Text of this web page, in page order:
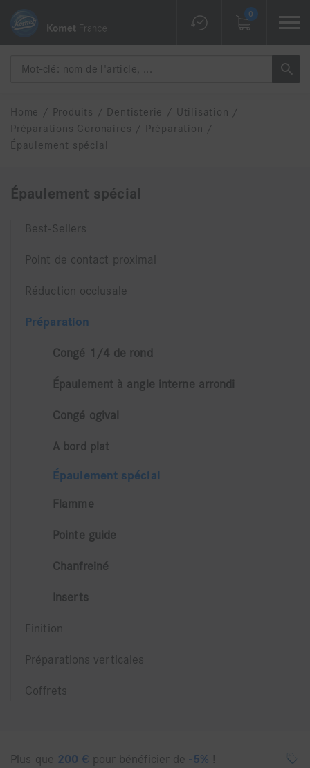
0
Home / Produits / Dentisterie / Utilisation /
Préparations Coronaires / Préparation /
Épaulement spécial
Épaulement spécial
Best-Sellers
Point de contact proximal
Réduction occlusale
Préparation
Congé 1/4 de rond
Épaulement à angle interne arrondi
Congé ogival
A bord plat
Épaulement spécial
Flamme
Pointe guide
Chanfreiné
Inserts
Finition
Préparations verticales
Coffrets
Plus que 200 € pour bénéficier de-5% !